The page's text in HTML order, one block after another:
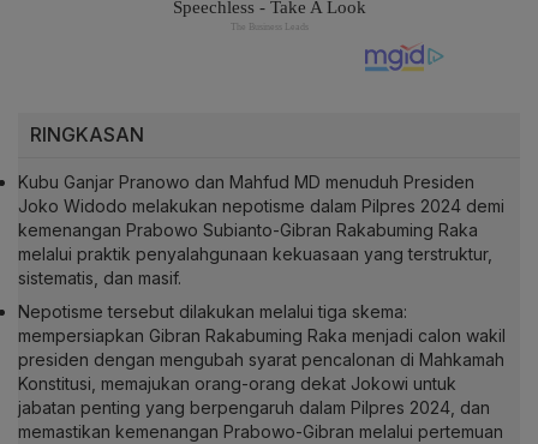
RINGKASAN
Kubu Ganjar Pranowo dan Mahfud MD menuduh Presiden
Joko Widodo melakukan nepotisme dalam Pilpres 2024 demi
kemenangan Prabowo Subianto-Gibran Rakabuming Raka
melalui praktik penyalahgunaan kekuasaan yang terstruktur,
sistematis, dan masif.
Nepotisme tersebut dilakukan melalui tiga skema:
mempersiapkan Gibran Rakabuming Raka menjadi calon wakil
presiden dengan mengubah syarat pencalonan di Mahkamah
Konstitusi, memajukan orang-orang dekat Jokowi untuk
jabatan penting yang berpengaruh dalam Pilpres 2024, dan
memastikan kemenangan Prabowo-Gibran melalui pertemuan